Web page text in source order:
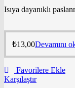
Isıya dayanıklı
₺13,00Devamını
Favorilere Ekle
Karşılaştır